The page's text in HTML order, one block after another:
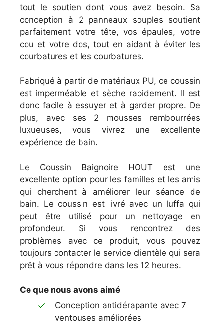
tout le soutien dont vous avez besoin. Sa
conception à 2 panneaux souples soutient
parfaitement votre tête, vos épaules, votre
cou et votre dos, tout en aidant à éviter les
courbatures et les courbatures.
Fabriqué à partir de matériaux PU, ce coussin
est imperméable et sèche rapidement. Il est
donc facile à essuyer et à garder propre. De
plus, avec ses 2 mousses rembourrées
luxueuses, vous vivrez une excellente
expérience de bain.
Le Coussin Baignoire HOUT est une
excellente option pour les familles et les amis
qui cherchent à améliorer leur séance de
bain. Le coussin est livré avec un luffa qui
peut être utilisé pour un nettoyage en
profondeur. Si vous rencontrez des
problèmes avec ce produit, vous pouvez
toujours contacter le service clientèle qui sera
prêt à vous répondre dans les 12 heures.
Ce que nous avons aimé
Conception antidérapante avec 7
ventouses améliorées